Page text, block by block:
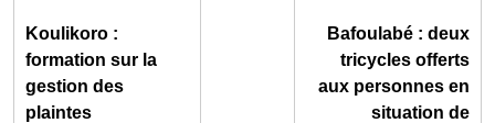
Koulikoro :
formation sur la
gestion des
plaintes
Bafoulabé : deux
tricycles offerts
aux personnes en
situation de